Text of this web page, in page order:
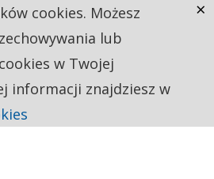
cookies. Możesz
lub
w Twojej
informacji znajdziesz w
×